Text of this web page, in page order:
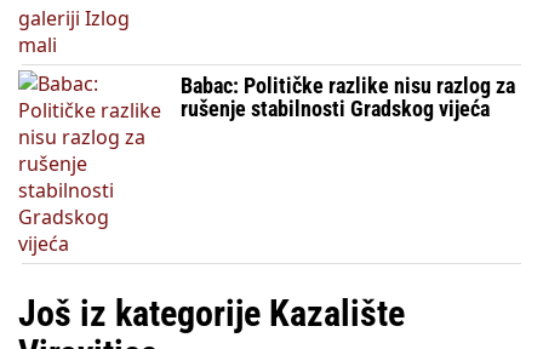
Babac: Političke razlike nisu razlog za
rušenje stabilnosti Gradskog vijeća
Još iz kategorije Kazalište